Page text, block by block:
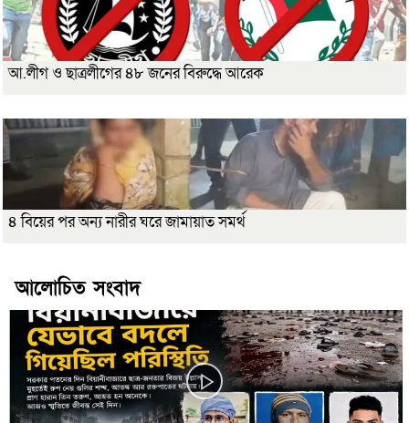
আ.লীগ ও ছাত্রলীগের ৪৮ জনের বিরুদ্ধে আরেক
৪ বিয়ের পর অন্য নারীর ঘরে জামায়াত সমর্থ
আলোচিত সংবাদ